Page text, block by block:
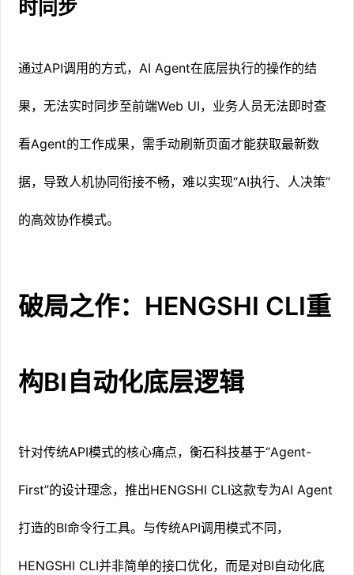
时同步
通过API调用的方式，AI Agent在底层执行的操作的结
果，无法实时同步至前端Web UI，业务人员无法即时查
看Agent的工作成果，需手动刷新页面才能获取最新数
据，导致人机协同衔接不畅，难以实现“AI执行、人决策”
的高效协作模式。
破局之作：HENGSHI CLI重
构BI自动化底层逻辑
针对传统API模式的核心痛点，衡石科技基于“Agent-
First”的设计理念，推出HENGSHI CLI这款专为AI Agent
打造的BI命令行工具。与传统API调用模式不同，
HENGSHI CLI并非简单的接口优化，而是对BI自动化底